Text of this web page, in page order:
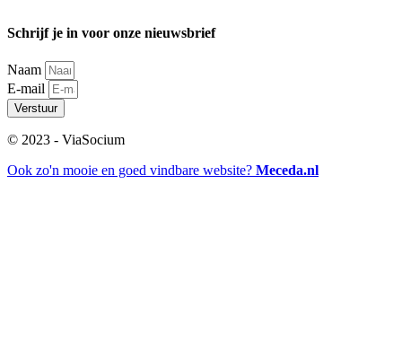
Schrijf je in voor onze nieuwsbrief
Naam
E-mail
Verstuur
© 2023 - ViaSocium
Ook zo'n mooie en goed vindbare website? Meceda.nl